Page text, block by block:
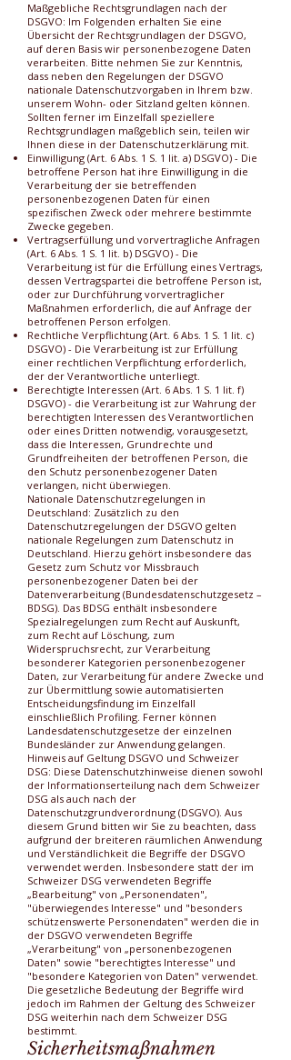
Maßgebliche Rechtsgrundlagen nach der
DSGVO: Im Folgenden erhalten Sie eine
Übersicht der Rechtsgrundlagen der DSGVO,
auf deren Basis wir personenbezogene Daten
verarbeiten. Bitte nehmen Sie zur Kenntnis,
dass neben den Regelungen der DSGVO
nationale Datenschutzvorgaben in Ihrem bzw.
unserem Wohn- oder Sitzland gelten können.
Sollten ferner im Einzelfall speziellere
Rechtsgrundlagen maßgeblich sein, teilen wir
Ihnen diese in der Datenschutzerklärung mit.
Einwilligung (Art. 6 Abs. 1 S. 1 lit. a) DSGVO) - Die
betroffene Person hat ihre Einwilligung in die
Verarbeitung der sie betreffenden
personenbezogenen Daten für einen
spezifischen Zweck oder mehrere bestimmte
Zwecke gegeben.
Vertragserfüllung und vorvertragliche Anfragen
(Art. 6 Abs. 1 S. 1 lit. b) DSGVO) - Die
Verarbeitung ist für die Erfüllung eines Vertrags,
dessen Vertragspartei die betroffene Person ist,
oder zur Durchführung vorvertraglicher
Maßnahmen erforderlich, die auf Anfrage der
betroffenen Person erfolgen.
Rechtliche Verpflichtung (Art. 6 Abs. 1 S. 1 lit. c)
DSGVO) - Die Verarbeitung ist zur Erfüllung
einer rechtlichen Verpflichtung erforderlich,
der der Verantwortliche unterliegt.
Berechtigte Interessen (Art. 6 Abs. 1 S. 1 lit. f)
DSGVO) - die Verarbeitung ist zur Wahrung der
berechtigten Interessen des Verantwortlichen
oder eines Dritten notwendig, vorausgesetzt,
dass die Interessen, Grundrechte und
Grundfreiheiten der betroffenen Person, die
den Schutz personenbezogener Daten
verlangen, nicht überwiegen.
Nationale Datenschutzregelungen in
Deutschland: Zusätzlich zu den
Datenschutzregelungen der DSGVO gelten
nationale Regelungen zum Datenschutz in
Deutschland. Hierzu gehört insbesondere das
Gesetz zum Schutz vor Missbrauch
personenbezogener Daten bei der
Datenverarbeitung (Bundesdatenschutzgesetz –
BDSG). Das BDSG enthält insbesondere
Spezialregelungen zum Recht auf Auskunft,
zum Recht auf Löschung, zum
Widerspruchsrecht, zur Verarbeitung
besonderer Kategorien personenbezogener
Daten, zur Verarbeitung für andere Zwecke und
zur Übermittlung sowie automatisierten
Entscheidungsfindung im Einzelfall
einschließlich Profiling. Ferner können
Landesdatenschutzgesetze der einzelnen
Bundesländer zur Anwendung gelangen.
Hinweis auf Geltung DSGVO und Schweizer
DSG: Diese Datenschutzhinweise dienen sowohl
der Informationserteilung nach dem Schweizer
DSG als auch nach der
Datenschutzgrundverordnung (DSGVO). Aus
diesem Grund bitten wir Sie zu beachten, dass
aufgrund der breiteren räumlichen Anwendung
und Verständlichkeit die Begriffe der DSGVO
verwendet werden. Insbesondere statt der im
Schweizer DSG verwendeten Begriffe
„Bearbeitung" von „Personendaten",
"überwiegendes Interesse" und "besonders
schützenswerte Personendaten" werden die in
der DSGVO verwendeten Begriffe
„Verarbeitung" von „personenbezogenen
Daten" sowie "berechtigtes Interesse" und
"besondere Kategorien von Daten" verwendet.
Die gesetzliche Bedeutung der Begriffe wird
jedoch im Rahmen der Geltung des Schweizer
DSG weiterhin nach dem Schweizer DSG
bestimmt.
Sicherheitsmaßnahmen